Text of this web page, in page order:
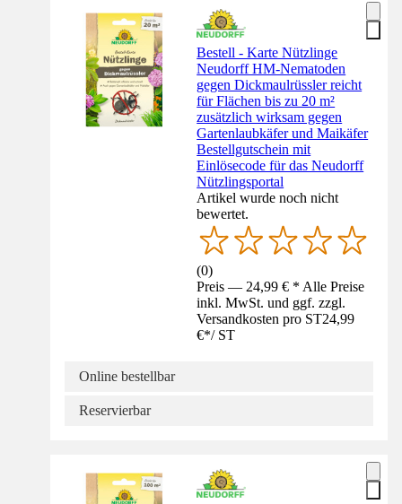
Bestell - Karte Nützlinge
Neudorff HM-Nematoden
gegen Dickmaulrüssler reicht
für Flächen bis zu 20 m²
zusätzlich wirksam gegen
Gartenlaubkäfer und Maikäfer
Bestellgutschein mit
Einlösecode für das Neudorff
Nützlingsportal
Artikel wurde noch nicht
bewertet.
(0)
Preis — 24,99 € * Alle Preise
inkl. MwSt. und ggf. zzgl.
Versandkosten pro ST24,99
€*/ ST
Online bestellbar
Reservierbar